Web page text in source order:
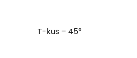
T-kus – 45°